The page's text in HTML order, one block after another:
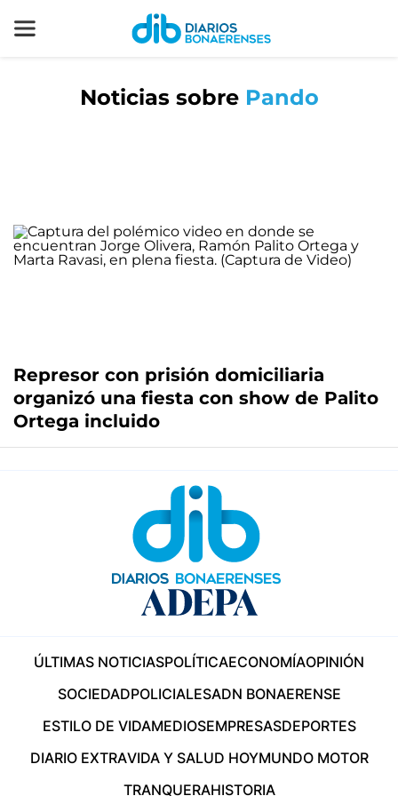
Noticias sobre Pando
Represor con prisión domiciliaria
organizó una fiesta con show de Palito
Ortega incluido
ÚLTIMAS NOTICIASPOLÍTICAECONOMÍAOPINIÓN
SOCIEDADPOLICIALESADN BONAERENSE
ESTILO DE VIDAMEDIOSEMPRESASDEPORTES
DIARIO EXTRAVIDA Y SALUD HOYMUNDO MOTOR
TRANQUERAHISTORIA